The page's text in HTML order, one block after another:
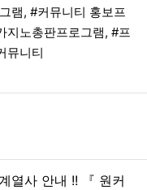
램, #커뮤니티 홍보프
지노총판프로그램, #프
뮤니티
열사 안내 !! 『 원커